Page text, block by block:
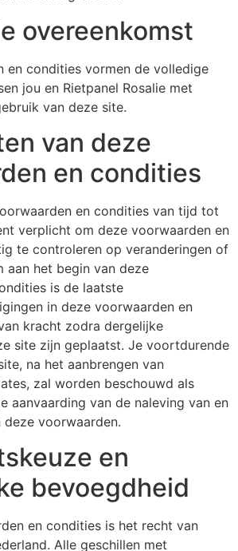
overeenkomst
en condities vormen de volledige
jou en Rietpanel Rosalie met
van deze site.
van deze
en condities
en condities van tijd tot
verplicht om deze voorwaarden en
te controleren op veranderingen of
aan het begin van deze
is de laatste
in deze voorwaarden en
kracht zodra dergelijke
site zijn geplaatst. Je voortdurende
na het aanbrengen van
zal worden beschouwd als
aanvaarding van de naleving van en
voorwaarden.
en
bevoegdheid
en condities is het recht van
Alle geschillen met